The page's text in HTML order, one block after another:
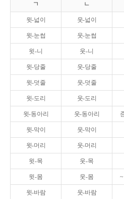
ㄱ ㄴ
윗-넓이 웃-넓이
윗-눈썹 웃-눈썹
윗-니 웃-니
윗-당줄 웃-당줄
윗-덧줄 웃-덧줄
윗-도리 웃-도리
윗-동아리 웃-동아리
윗-막이 웃-막이
윗-머리 웃-머리
윗-목 웃-목
윗-몸 웃-몸
윗-바람 웃-바람